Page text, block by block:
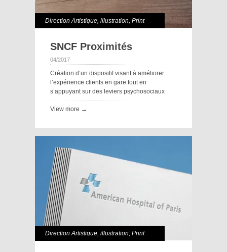
Direction Artistique, illustration, Print
SNCF Proximités
04/2017
Création d’un dispositif visant à améliorer
l’expérience clients en gare tout en
s’appuyant sur des leviers psychosociaux
View more →
Direction Artistique, illustration, Print